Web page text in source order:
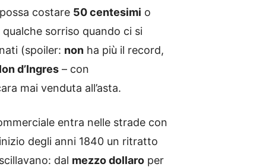
costare 50 centesimi o
sorriso quando ci si
(spoiler: non ha più il record,
d’Ingres – con
mai venduta all’asta.
entra nelle strade con
degli anni 1840 un ritratto
dal mezzo dollaro per